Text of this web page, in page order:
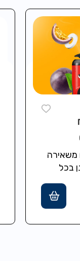
משאירה
בכל